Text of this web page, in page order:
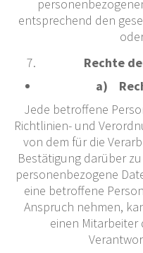
entsprechend den
Rechte
a)
Jede betroffene
Richtlinien- und
von dem für die
Bestätigung darüber
personenbezogene
eine betroffene
Anspruch nehmen,
einen Mitarbeiter